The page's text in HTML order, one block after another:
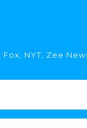
NYT, Zee